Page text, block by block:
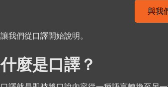
與我
讓我們從口譯開始說明。
什麼是口譯？